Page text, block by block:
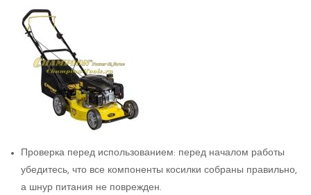
Проверка перед использованием: перед началом работы
убедитесь, что все компоненты косилки собраны правильно,
а шнур питания не поврежден.